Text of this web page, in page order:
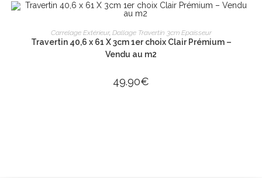
AJOUTER AU PANIER
Carrelage Extérieur, Dallage Travertin 3cm Epaisseur
Travertin 40,6 x 61 X 3cm 1er choix Clair Prémium –
Vendu au m2
49.90€